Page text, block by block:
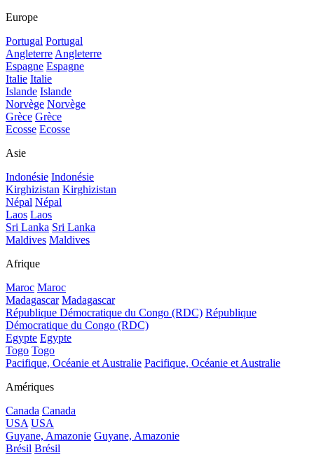
Europe
Portugal Portugal
Angleterre Angleterre
Espagne Espagne
Italie Italie
Islande Islande
Norvège Norvège
Grèce Grèce
Ecosse Ecosse
Asie
Indonésie Indonésie
Kirghizistan Kirghizistan
Népal Népal
Laos Laos
Sri Lanka Sri Lanka
Maldives Maldives
Afrique
Maroc Maroc
Madagascar Madagascar
République Démocratique du Congo (RDC) République
Démocratique du Congo (RDC)
Egypte Egypte
Togo Togo
Pacifique, Océanie et Australie Pacifique, Océanie et Australie
Amériques
Canada Canada
USA USA
Guyane, Amazonie Guyane, Amazonie
Brésil Brésil